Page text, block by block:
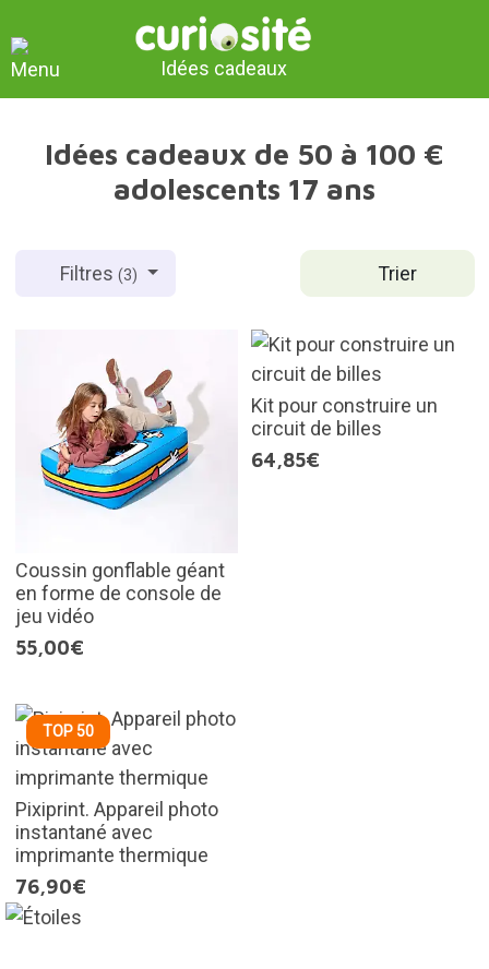
Idées cadeaux
Idées cadeaux de 50 à 100 €
adolescents 17 ans
Trier
Filtres(3)
Coussin gonflable géant
en forme de console de
jeu vidéo
55,00€
Kit pour construire un
circuit de billes
64,85€
TOP 50
Pixiprint. Appareil photo
instantané avec
imprimante thermique
76,90€